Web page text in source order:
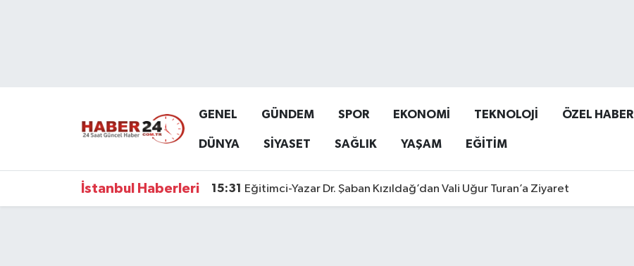
GENEL GÜNDEM SPOR EKONOMİ TEKNOLOJİ ÖZEL HABER
DÜNYA SİYASET SAĞLIK YAŞAM EĞİTİM
İstanbul Haberleri 15:31 Eğitimci-Yazar Dr. Şaban Kızıldağ’dan Vali Uğur Turan’a Ziyaret
Namaz Vakitleri
Süper Lig Puan Durumu ve Fikstür